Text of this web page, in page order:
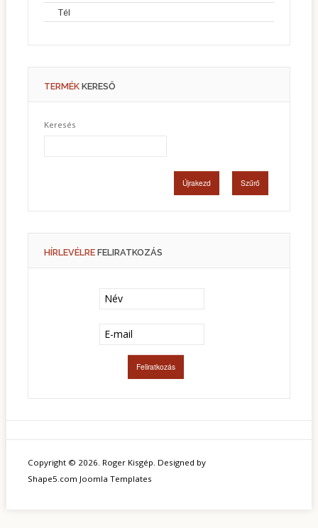
Kéziszerszámok
Honda motoros gépek
Csónakmotorok
Tél
TERMÉK KERESŐ
Keresés
HÍRLEVÉLRE FELIRATKOZÁS
Copyright © 2026. Roger Kisgép. Designed by
Shape5.com Joomla Templates